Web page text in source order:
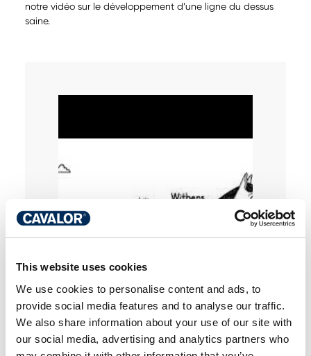
This website uses cookies
We use cookies to personalise content and ads, to
provide social media features and to analyse our traffic.
We also share information about your use of our site with
our social media, advertising and analytics partners who
notre vidéo sur le développement d’une ligne du dessus
saine.